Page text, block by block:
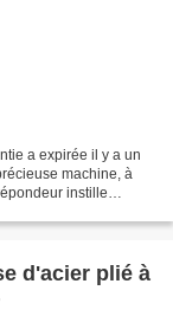
a expirée il y a un
machine, à
instille
d'acier plié à